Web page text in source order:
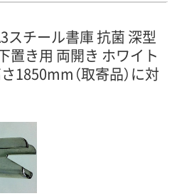
スチール書庫 抗菌 深型
置き用 両開き ホワイト
（取寄品）に対